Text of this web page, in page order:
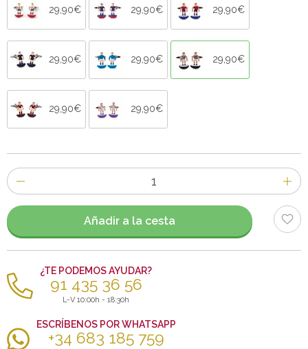
29,90€ 29,90€ 29,90€
29,90€ 29,90€ 29,90€
29,90€ 29,90€
Número
de
artículos
Añadir a la cesta
¿TE PODEMOS AYUDAR?
91 435 36 56
L-V 10:00h - 18:30h
ESCRÍBENOS POR WHATSAPP
+34 683 185 759